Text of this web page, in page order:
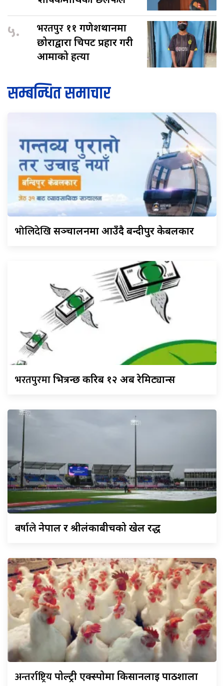
५. भरतपुर ११ गणेशथानमा
छोराद्वारा चिर्पट प्रहार गरी
आमाको हत्या
सम्बन्धित समाचार
भोलिदेखिसञ्चालनमा आउँदै बन्दीपुर केबलकार
भरतपुरमाभित्रन्छ करिब १२ अर्ब रेमिट्यान्स
बर्षालेनेपाल र श्रीलंकाबीचको खेल रद्ध
अन्तर्राष्ट्रियपोल्ट्री एक्स्पोमा किसानलाई पाठशाला